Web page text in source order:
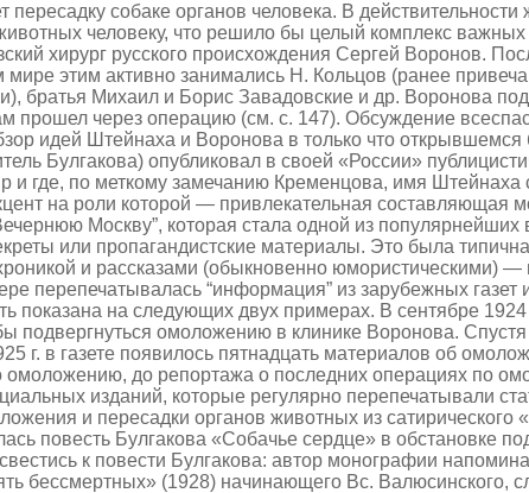
собаке органов человека. В
человеку, что решило бы целый комплекс
хирург русского происхождения Сергей Воронов.
мире этим активно занимались Н. Кольцов (ранее
братья Михаил и Борис Завадовские и др. Воронова
через операцию (см. с. 147). Обсуждение
идей Штейнаха и Воронова в только что
Булгакова) опубликовал в своей «России»
где, по меткому замечанию Кременцова, имя
на роли которой — привлекательная составляющая
Москву”, которая стала одной из
или пропагандистские материалы. Это была
и рассказами (обыкновенно юмористическими)
перепечатывалась “инфор­мация” из зарубежных газет
на следующих двух примерах. В сентябре
подвергнуться омоложению в клинике Воронова.
г. в газете появилось пятнадцать материалов об
до репортажа о последних операциях по
изданий, которые регулярно перепечатывали
и пересадки органов животных из
повесть Булгакова «Собачье сердце» в обстановке
к повести Булгакова: автор монографии
бессмертных» (1928) начинающего Вс.